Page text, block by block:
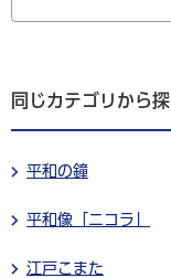
同じカテゴリから
平和の鐘
平和像「ニコラ」
江戸こまた